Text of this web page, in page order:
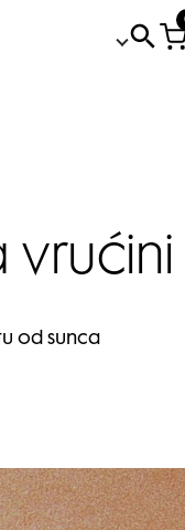
vrućini
od sunca